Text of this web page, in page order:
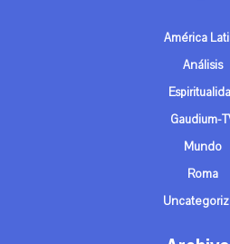
América
Análisis
Gaudium-
Mundo
Roma